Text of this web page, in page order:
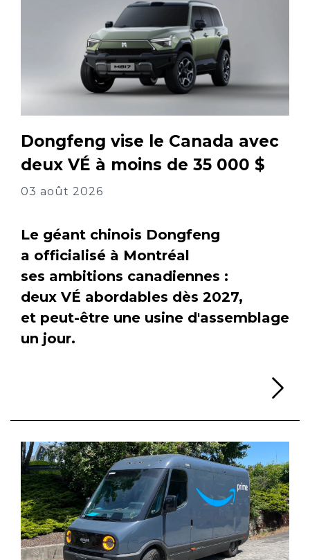
Dongfeng vise le Canada avec
deux VÉ à moins de 35 000 $
03 août 2026
Le géant chinois Dongfeng
a officialisé à Montréal
ses ambitions canadiennes :
deux VÉ abordables dès 2027,
et peut-être une usine d'assemblage
un jour.